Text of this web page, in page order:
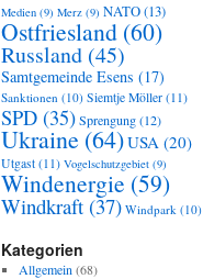
Medien (9) Merz (9) NATO(13)
Ostfriesland (60)
Russland (45)
Samtgemeinde Esens (17)
Sanktionen (10) Siemtje Möller (11)
SPD (35)Sprengung(12)
Ukraine (64)USA (20)
Utgast (11) Vogelschutzgebiet (9)
Windenergie (59)
Windkraft (37) Windpark (10)
Kategorien
Allgemein (68)